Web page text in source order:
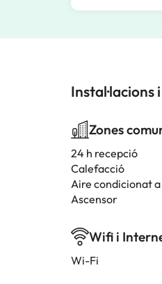
Instal·lacions
Zones
24 h recepció
Calefacció
Aire condicionat a
Ascensor
Wifi i
Wi-Fi